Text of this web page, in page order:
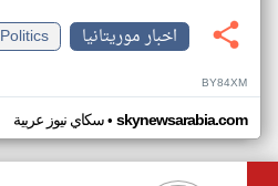
اخبار موريتانيا
Politics
BY84XM
سكاي نيوز عربية• skynewsarabia.com